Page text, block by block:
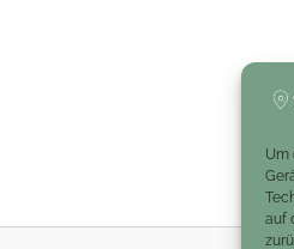
Um
auf